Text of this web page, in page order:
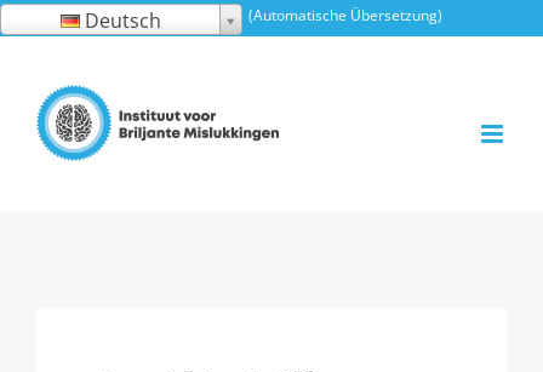
Zum
springen
Deutsch (Automatische Übersetzung)